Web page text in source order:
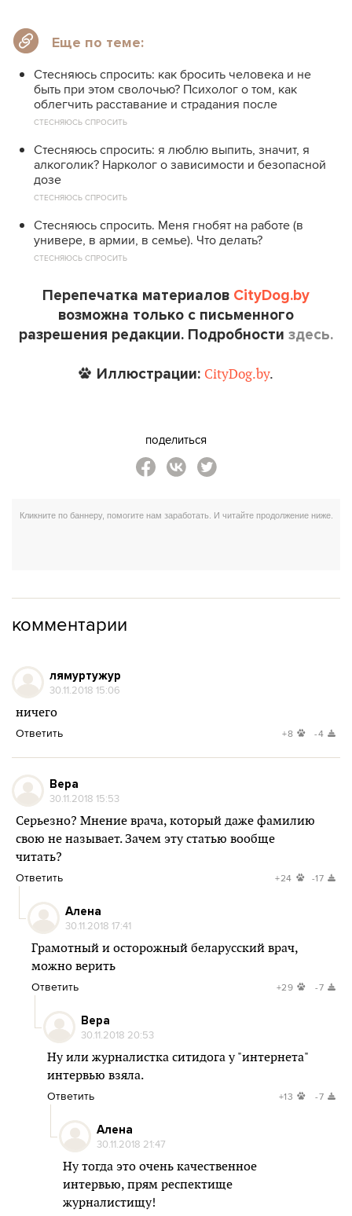
Еще по теме:
Стесняюсь спросить: как бросить человека и не
быть при этом сволочью? Психолог о том, как
облегчить расставание и страдания после
СТЕСНЯЮСЬ СПРОСИТЬ
Стесняюсь спросить: я люблю выпить, значит, я
алкоголик? Нарколог о зависимости и безопасной
дозе
СТЕСНЯЮСЬ СПРОСИТЬ
Стесняюсь спросить. Меня гнобят на работе (в
универе, в армии, в семье). Что делать?
СТЕСНЯЮСЬ СПРОСИТЬ
Перепечатка материалов CityDog.by
возможна только с письменного
разрешения редакции. Подробности здесь.
Иллюстрации: CityDog.by.
поделиться
комментарии
лямуртужур
30.11.2018 15:06
ничего
Ответить +8 -4
Вера
30.11.2018 15:53
Серьезно? Мнение врача, который даже фамилию
свою не называет. Зачем эту статью вообще
читать?
Ответить +24 -17
Алена
30.11.2018 17:41
Грамотный и осторожный беларусский врач,
можно верить
Ответить +29 -7
Вера
30.11.2018 20:53
Ну или журналистка ситидога у "интернета"
интервью взяла.
Ответить +13 -7
Алена
30.11.2018 21:47
Ну тогда это очень качественное
интервью, прям респектище
журналистищу!